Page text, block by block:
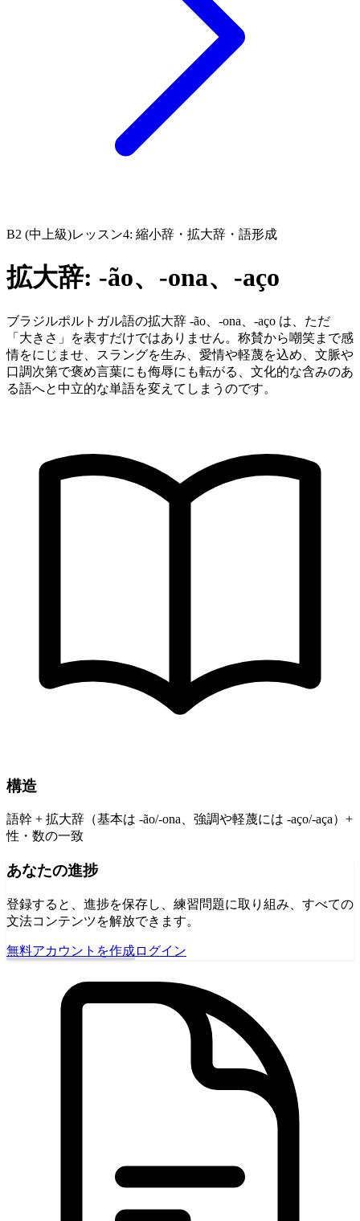
B2 (中上級)レッスン4: 縮小辞・拡大辞・語形成
拡大辞: -ão、-ona、-aço
ブラジルポルトガル語の拡大辞 -ão、-ona、-aço は、ただ
「大きさ」を表すだけではありません。称賛から嘲笑まで感
情をにじませ、スラングを生み、愛情や軽蔑を込め、文脈や
口調次第で褒め言葉にも侮辱にも転がる、文化的な含みのあ
る語へと中立的な単語を変えてしまうのです。
構造
語幹 + 拡大辞（基本は -ão/-ona、強調や軽蔑には -aço/-aça）+
性・数の一致
あなたの進捗
登録すると、進捗を保存し、練習問題に取り組み、すべての
文法コンテンツを解放できます。
無料アカウントを作成ログイン